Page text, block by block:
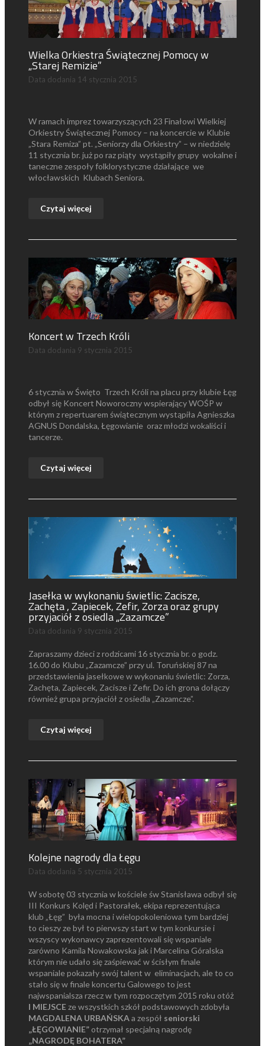
Wielka Orkiestra Świątecznej Pomocy w
„Starej Remizie”
Data dodania 14 stycznia 2015
W ramach imprez towarzyszących 23 Finałowi Wielkiej
Orkiestry Świątecznej Pomocy – na koncercie w Klubie
„Stara Remiza” pt. „Seniorzy dla Orkiestry” – w niedzielę
11 stycznia br. już po raz piąty wystąpiły grupy wokalne i
taneczne zespoły folklorystyczne działające we
włocławskich Klubach Seniora.
Czytaj więcej
Koncert w Trzech Króli
Data dodania 9 stycznia 2015
6 stycznia w Święto Trzech Króli na placu przy klubie Łęg
odbył się Koncert Noworoczny wspierający WOŚP w
którym z repertuarem świątecznym wystąpiła Agnieszka
AGNUS Dondalska, Łęgowianie oraz młodzi wokaliści i
tancerze.
Czytaj więcej
Jasełka w wykonaniu świetlic: Zacisze,
Zachęta , Zapiecek, Zefir, Zorza oraz grupy
przyjaciół z osiedla „Zazamcze”
Data dodania 9 stycznia 2015
Zapraszamy dzieci z rodzicami 16 stycznia br. o godz.
16.00 do Klubu „Zazamcze” przy ul. Toruńskiej 87 na
przedstawienia jasełkowe w wykonaniu świetlic: Zorza,
Zachęta, Zapiecek, Zacisze i Zefir. Do ich grona dołączy
również grupa przyjaciół z osiedla „Zazamcze”.
Czytaj więcej
Kolejne nagrody dla Łęgu
Data dodania 5 stycznia 2015
W sobotę 03 stycznia w kościele św Stanisława odbył się
III Konkurs Kolęd i Pastorałek, ekipa reprezentująca
klub „Łęg” była mocna i wielopokoleniowa tym bardziej
to cieszy ze był to pierwszy start w tym konkursie i
wszyscy wykonawcy zaprezentowali się wspaniale
zarówno Kamila Nowakowska jak i Marcelina Góralska
którym nie udało się zaśpiewać w ścisłym finale
wspaniale pokazały swój talent w eliminacjach, ale to co
stało się w finale koncertu Galowego to jest
najwspanialsza rzecz w tym rozpoczętym 2015 roku otóż
I MIEJSCEze wszystkich szkół podstawowych zdobyła
MAGDALENA URBAŃSKAa zespół seniorski
„ŁĘGOWIANIE” otrzymał specjalną nagrodę
„NAGRODĘ BOHATERA”